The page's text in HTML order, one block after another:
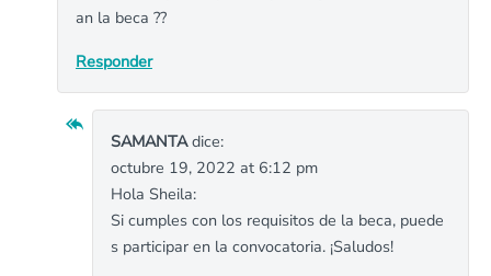
an la beca ??
Responder
SAMANTAdice:
octubre 19, 2022 at 6:12 pm
Hola Sheila:
Si cumples con los requisitos de la beca, puede
s participar en la convocatoria. ¡Saludos!